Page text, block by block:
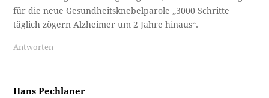
für die neue Gesundheitsknebelparole „3000 Schritte
täglich zögern Alzheimer um 2 Jahre hinaus“.
Antworten
Hans Pechlaner